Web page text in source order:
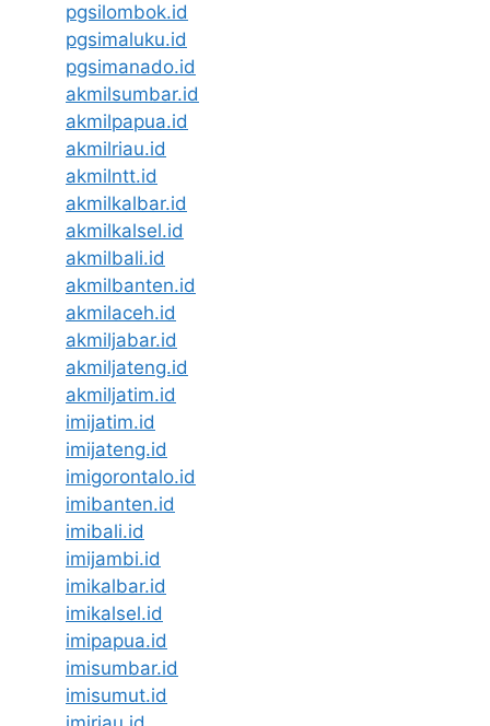
pgsilombok.id
pgsimaluku.id
pgsimanado.id
akmilsumbar.id
akmilpapua.id
akmilriau.id
akmilntt.id
akmilkalbar.id
akmilkalsel.id
akmilbali.id
akmilbanten.id
akmilaceh.id
akmiljabar.id
akmiljateng.id
akmiljatim.id
imijatim.id
imijateng.id
imigorontalo.id
imibanten.id
imibali.id
imijambi.id
imikalbar.id
imikalsel.id
imipapua.id
imisumbar.id
imisumut.id